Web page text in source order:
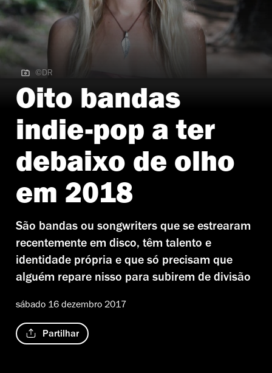
©DR | Alice Phoebe Lou
©DR
Oito bandas
indie-pop a ter
debaixo de olho
em 2018
São bandas ou songwriters que se estrearam
recentemente em disco, têm talento e
identidade própria e que só precisam que
alguém repare nisso para subirem de divisão
sábado 16 dezembro 2017
Partilhar